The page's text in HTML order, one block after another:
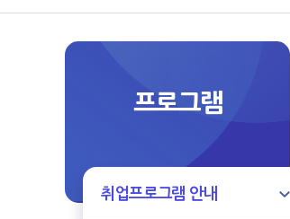
프로그램
취업프로그램 안내